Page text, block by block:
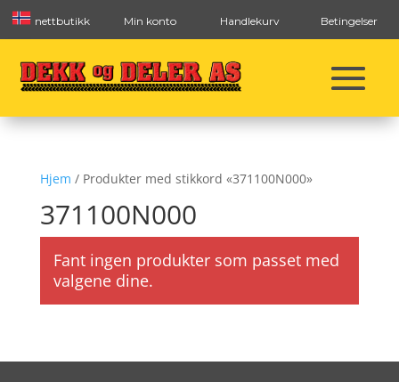
nettbutikk Min konto Handlekurv Betingelser
Hjem / Produkter med stikkord «371100N000»
371100N000
Fant ingen produkter som passet med
valgene dine.